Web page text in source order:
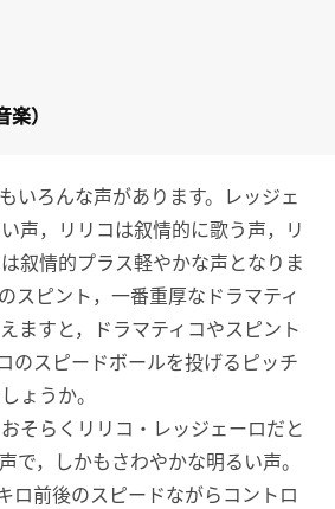
）
いろんな声があります。レッジェ
声，リリコは叙情的に歌う声，リ
叙情的プラス軽やかな声となりま
スピント，一番重厚なドラマティ
ますと，ドラマティコやスピント
のスピードボールを投げるピッチ
ょうか。
そらくリリコ・レッジェーロだと
で，しかもさわやかな明るい声。
ロ前後のスピードながらコントロ